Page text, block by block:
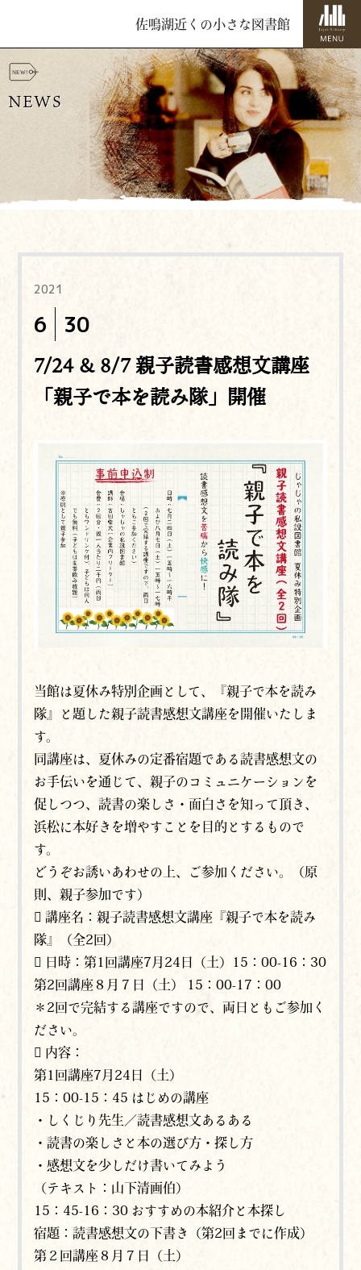
佐鳴湖近くの小さな図書館
NEWS
2021
6 30
7/24 & 8/7 親子読書感想文講座
「親子で本を読み隊」開催
当館は夏休み特別企画として、『親子で本を読み
隊』と題した親子読書感想文講座を開催いたしま
す。
同講座は、夏休みの定番宿題である読書感想文の
お手伝いを通じて、親子のコミュニケーションを
促しつつ、読書の楽しさ・面白さを知って頂き、
浜松に本好きを増やすことを目的とするもので
す。
どうぞお誘いあわせの上、ご参加ください。（原
則、親子参加です）
 講座名：親子読書感想文講座『親子で本を読み
隊』（全2回）
 日時：第1回講座7月24日（土）15：00-16：30
第2回講座８月７日（土） 15：00-17：00
＊2回で完結する講座ですので、両日ともご参加く
ださい。
 内容：
第1回講座7月24日（土）
15：00-15：45 はじめの講座
・しくじり先生／読書感想文あるある
・読書の楽しさと本の選び方・探し方
・感想文を少しだけ書いてみよう
（テキスト：山下清画伯）
15：45-16：30 おすすめの本紹介と本探し
宿題：読書感想文の下書き（第2回までに作成）
第２回講座８月７日（土）